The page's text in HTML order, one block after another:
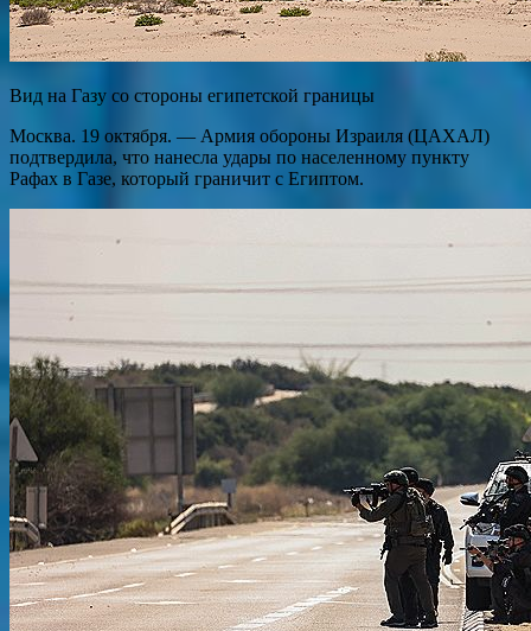
Вид на Газу со стороны египетской границы
Москва. 19 октября. — Армия обороны Израиля (ЦАХАЛ)
подтвердила, что нанесла удары по населенному пункту
Рафах в Газе, который граничит с Египтом.